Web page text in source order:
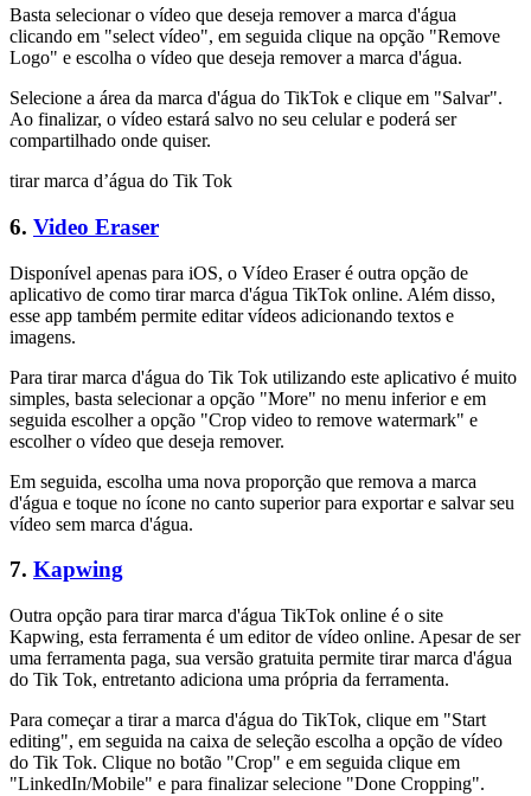
Basta selecionar o vídeo que deseja remover a marca d'água
clicando em "select vídeo", em seguida clique na opção "Remove
Logo" e escolha o vídeo que deseja remover a marca d'água.
Selecione a área da marca d'água do TikTok e clique em "Salvar".
Ao finalizar, o vídeo estará salvo no seu celular e poderá ser
compartilhado onde quiser.
tirar marca d’água do Tik Tok
6. Video Eraser
Disponível apenas para iOS, o Vídeo Eraser é outra opção de
aplicativo de como tirar marca d'água TikTok online. Além disso,
esse app também permite editar vídeos adicionando textos e
imagens.
Para tirar marca d'água do Tik Tok utilizando este aplicativo é muito
simples, basta selecionar a opção "More" no menu inferior e em
seguida escolher a opção "Crop video to remove watermark" e
escolher o vídeo que deseja remover.
Em seguida, escolha uma nova proporção que remova a marca
d'água e toque no ícone no canto superior para exportar e salvar seu
vídeo sem marca d'água.
7. Kapwing
Outra opção para tirar marca d'água TikTok online é o site
Kapwing, esta ferramenta é um editor de vídeo online. Apesar de ser
uma ferramenta paga, sua versão gratuita permite tirar marca d'água
do Tik Tok, entretanto adiciona uma própria da ferramenta.
Para começar a tirar a marca d'água do TikTok, clique em "Start
editing", em seguida na caixa de seleção escolha a opção de vídeo
do Tik Tok. Clique no botão "Crop" e em seguida clique em
"LinkedIn/Mobile" e para finalizar selecione "Done Cropping".